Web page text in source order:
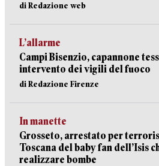
di Redazione web
L’allarme
Campi Bisenzio, capannone
intervento dei vigili del fuoco
di Redazione Firenze
In manette
Grosseto, arrestato per
Toscana del baby fan dell’Isis
realizzare bombe